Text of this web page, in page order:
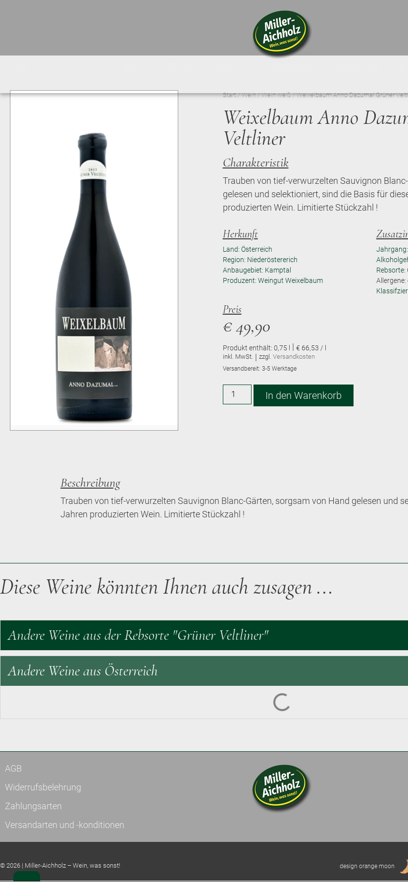
Start/Wein/Wein weiß/ Weixelbaum Anno Dazumal Grüner
Weixelbaum Anno
Veltliner
Charakteristik
Trauben von tief-verwurzelten Sauvignon
gelesen und selektioniert, sind die Basis für
produzierten Wein. Limitierte Stückzahl !
Herkunft
Land: Österreich
Region: Niederöstererich
Anbaugebiet: Kamptal
Produzent: Weingut Weixelbaum
Rebsorte:
Preis
€49,90
Produkt enthält: 0,75 | € 66,53 / l
inkl. MwSt. | zzgl. Versandkosten
Versandbereit: 3-5 Werktage
In den Warenkorb
Beschreibung
Trauben von tief-verwurzelten Sauvignon Blanc-Gärten, sorgsam von Hand gelesen und
Jahren produzierten Wein. Limitierte Stückzahl !
Diese Weine könnten Ihnen auch zusagen ...
Andere Weine aus der Rebsorte "Grüner Veltliner"
Andere Weine aus Österreich
AGB
Widerrufsbelehrung
Zahlungsarten
Versandarten und -konditionen
© 2026 | Miller-Aichholz – Wein, was sonst! design orange moon